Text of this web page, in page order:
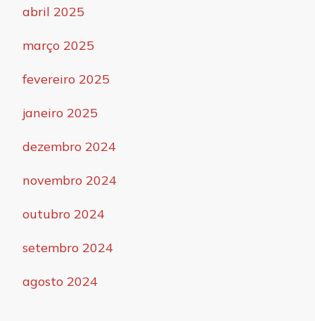
abril 2025
março 2025
fevereiro 2025
janeiro 2025
dezembro 2024
novembro 2024
outubro 2024
setembro 2024
agosto 2024